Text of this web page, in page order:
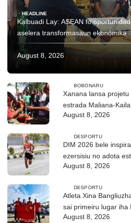
HEADLINE
Kalbuadi Lay: ASEAN fo
aselera transformasaun ekonómika
August 8, 2026
BOBONARU
Xanana lansa projetu
estrada Maliana-
August 8, 2026
DESPORTU
DIM 2026 bele
ezersisiu no adota
saudável
August 8, 2026
DESPORTU
Atleta Xina
sai primeiru lugar iha
42Km
August 8, 2026